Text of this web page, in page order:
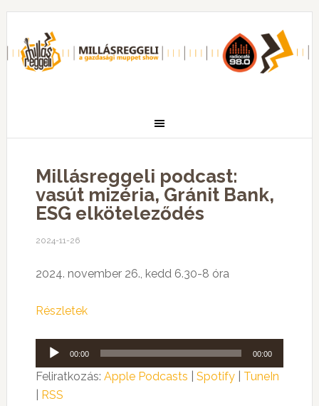
Millásreggeli podcast:
vasút mizéria, Gránit Bank,
ESG elköteleződés
2024-11-26
2024. november 26., kedd 6.30-8 óra
Részletek
Audió
lejátszó
00:00 00:00
Feliratkozás: Apple Podcasts Spotify| TuneIn
RSS